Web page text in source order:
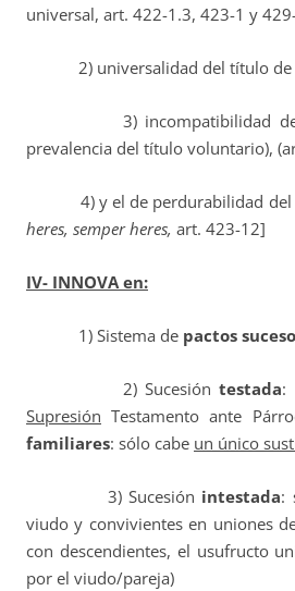
universal, art. 422-1.3, 423-1 y
2) universalidad del título de
3) incompatibilidad de
prevalencia del título voluntario),
4) y el de perdurabilidad del
heres, semper heres, art. 423-12]
IV- INNOVA en:
1) Sistema de pactos
2) Sucesióntestada:
Supresión Testamento ante
familiares: sólo cabe un único
3) Sucesión intestada:
viudo y convivientes en uniones
con descendientes, el usufructo
por el viudo/pareja)